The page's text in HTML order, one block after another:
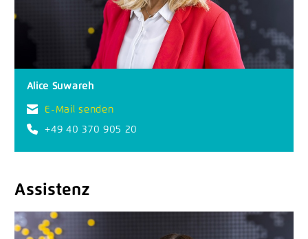
Alice Suwareh
E-Mail senden
+49 40 370 905 20
Assistenz